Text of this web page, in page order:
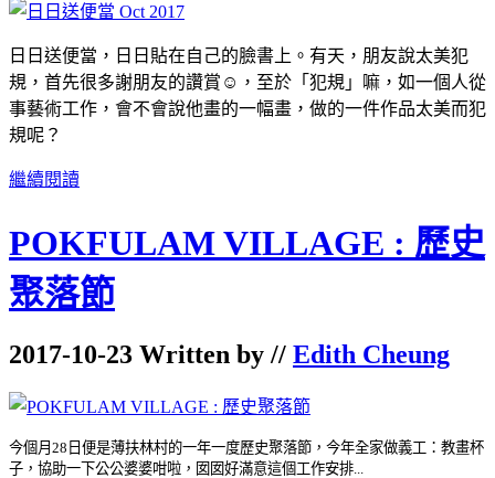
日日送便當，日日貼在自己的臉書上。有天，朋友說太美犯
規，首先很多謝朋友的讚賞☺️，至於「犯規」嘛，如一個人從
事藝術工作，會不會說他畫的一幅畫，做的一件作品太美而犯
規呢？
繼續閱讀
POKFULAM VILLAGE : 歷史
聚落節
2017-10-23 Written by // Edith Cheung
今個月28日便是薄扶林村的一年一度歷史聚落節， 今年全家做義工：教畫杯
子，協助一下公公婆婆咁啦，囡囡好滿意這個工作安排...